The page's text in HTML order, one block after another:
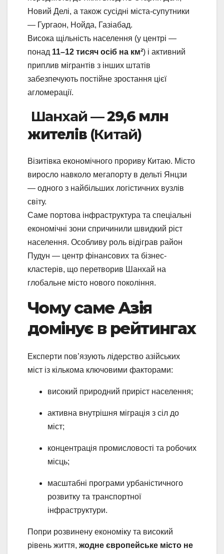
Новий Делі, а також сусідні міста-супутники
— Гургаон, Нойда, Газіабад.
Висока щільність населення (у центрі —
понад 11–12 тисяч осіб на км²) і активний
приплив мігрантів з інших штатів
забезпечують постійне зростання цієї
агломерації.
Шанхай —29,6 млн
жителів(Китай)
Візитівка економічного прориву Китаю. Місто
виросло навколо мегапорту в дельті Янцзи
— одного з найбільших логістичних вузлів
світу.
Саме портова інфраструктура та спеціальні
економічні зони спричинили швидкий ріст
населення. Особливу роль відіграв район
Пудун — центр фінансових та бізнес-
кластерів, що перетворив Шанхай на
глобальне місто нового покоління.
Чому саме Азія
домінує в рейтингах
Експерти пов’язують лідерство азійських
міст із кількома ключовими факторами:
високий природний приріст населення;
активна внутрішня міграція з сіл до
міст;
концентрація промисловості та робочих
місць;
масштабні програми урбаністичного
розвитку та транспортної
інфраструктури.
Попри розвинену економіку та високий
рівень життя, жодне європейське місто не